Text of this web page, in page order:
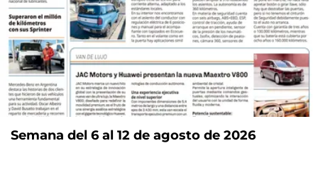
Semana del 6 al 12 de agosto de 2026